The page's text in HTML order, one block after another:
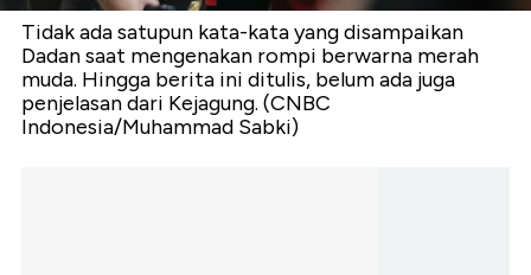
Tidak ada satupun kata-kata yang disampaikan
Dadan saat mengenakan rompi berwarna merah
muda. Hingga berita ini ditulis, belum ada juga
penjelasan dari Kejagung. (CNBC
Indonesia/Muhammad Sabki)